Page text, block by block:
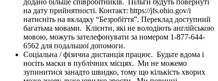
на дату прийнятності. Контакт: https://jfs.ohio.gov/і
натисніть на вкладку “Безробіття”. Переклад доступний
багатьма мовами. Клієнти, які не володіють англійською
мовою, можуть зателефонувати за номером 1-877-644-
6562 для подальшої допомоги.
Соціальна / фізична дистанція працює. Будьте вдома і
носіть маски в публічних місцях. Ми не можемо
зупинитися занадто швидко, тому що кількість хворих